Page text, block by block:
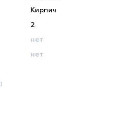
Кирпич
2
нет
нет